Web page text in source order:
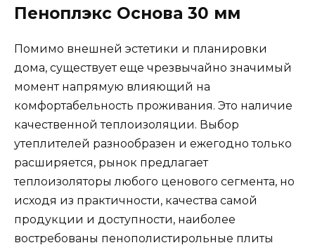
Пеноплэкс Основа 30 мм
Помимо внешней эстетики и планировки
дома, существует еще чрезвычайно значимый
момент напрямую влияющий на
комфортабельность проживания. Это наличие
качественной теплоизоляции. Выбор
утеплителей разнообразен и ежегодно только
расширяется, рынок предлагает
теплоизоляторы любого ценового сегмента, но
исходя из практичности, качества самой
продукции и доступности, наиболее
востребованы пенополистирольные плиты